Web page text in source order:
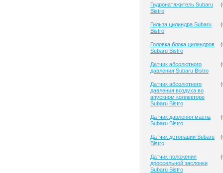
Гидронатяжитель Subaru
Bistro
(
Гильза цилиндра Subaru
Bistro
(
Головка блока цилиндров
Subaru Bistro
(
Датчик абсолютного
давления Subaru Bistro
(
Датчик абсолютного
давления воздуха во
впускном коллекторе
Subaru Bistro
(
Датчик давления масла
Subaru Bistro
(
Датчик детонации Subaru
Bistro
(
Датчик положения
дроссельной заслонки
Subaru Bistro
(